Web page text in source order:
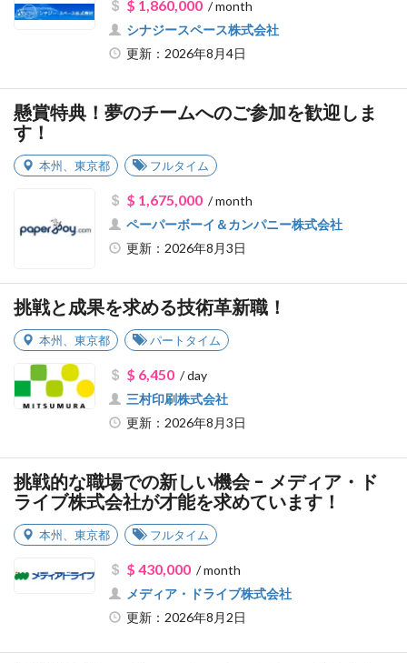
$ 1,860,000/ month
シナジースペース株式会社
更新：2026年8月4日
懸賞特典！夢のチームへのご参加を歓迎しま
す！
本州 東京都 フルタイム
$ 1,675,000/ month
ペーパーボーイ＆カンパニー株式会社
更新：2026年8月3日
挑戦と成果を求める技術革新職！
本州 東京都 パートタイム
$ 6,450/ day
三村印刷株式会社
更新：2026年8月3日
挑戦的な職場での新しい機会 - メディア・ド
ライブ株式会社が才能を求めています！
本州 東京都 フルタイム
$ 430,000/ month
メディア・ドライブ株式会社
更新：2026年8月2日